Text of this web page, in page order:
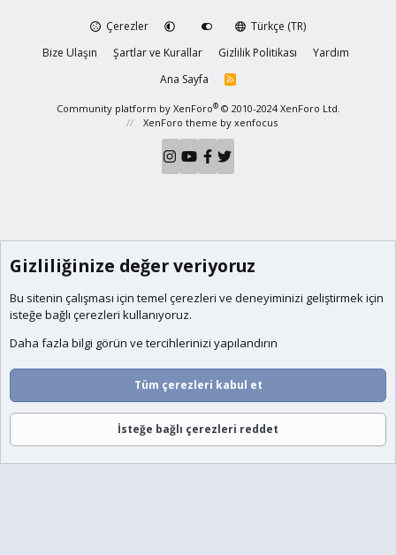
Çerezler
Türkçe (TR)
Bize Ulaşın
Şartlar ve Kurallar Gizlilik Politikası
Yardım
Ana Sayfa
R
Community platform by XenForo® © 2010-2024 XenForo Ltd.
XenForo theme by xenfocus
Gizliliğinize değer veriyoruz
Bu sitenin çalışması için temel çerezleri ve deneyiminizi geliştirmek için
isteğe bağlı çerezleri kullanıyoruz.
Daha fazla bilgi görün ve tercihlerinizi yapılandırın
Tüm çerezleri kabul et
İsteğe bağlı çerezleri reddet